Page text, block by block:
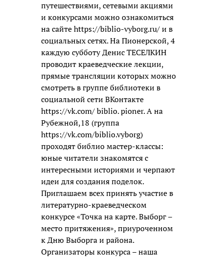
путешествиями, сетевыми акциями
и конкурсами можно ознакомиться
на сайте https://biblio-vyborg.ru/ и в
социальных сетях. На Пионерской, 4
каждую субботу Денис ТЕСЕЛКИН
проводит краеведческие лекции,
прямые трансляции которых можно
смотреть в группе библиотеки в
социальной сети ВКонтакте
https://vk.com/ biblio. pioner. А на
Рубежной,18 (группа
https://vk.com/biblio.vyborg)
проходят библио мастер-классы:
юные читатели знакомятся с
интересными историями и черпают
идеи для создания поделок.
Приглашаем всех принять участие в
литературно-краеведческом
конкурсе «Точка на карте. Выборг –
место притяжения», приуроченном
к Дню Выборга и района.
Организаторы конкурса – наша